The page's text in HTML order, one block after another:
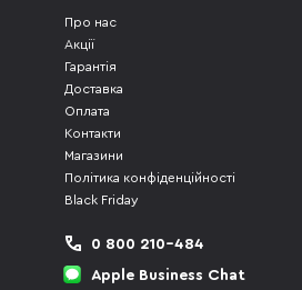
Про нас
Акції
Гарантія
Доставка
Оплата
Контакти
Магазини
Політика конфіденційності
Black Friday
0 800 210-484
Apple Business Chat